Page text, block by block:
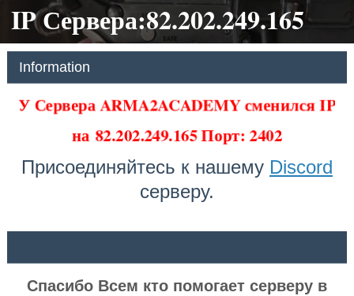
IP Сервера:82.202.249.165
Information
У Сервера ARMA2ACADEMY сменился IP
на 82.202.249.165 Порт: 2402
Присоединяйтесь к нашему Discord
серверу.
Спасибо Всем кто помогает серверу в